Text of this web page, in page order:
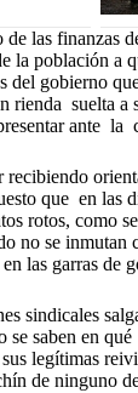
las finanzas
población a
gobierno
rienda suelta
ante la
recibiendo
que en
rotos, como
no se
las garras
sindicales
se saben en
legítimas
de ninguno